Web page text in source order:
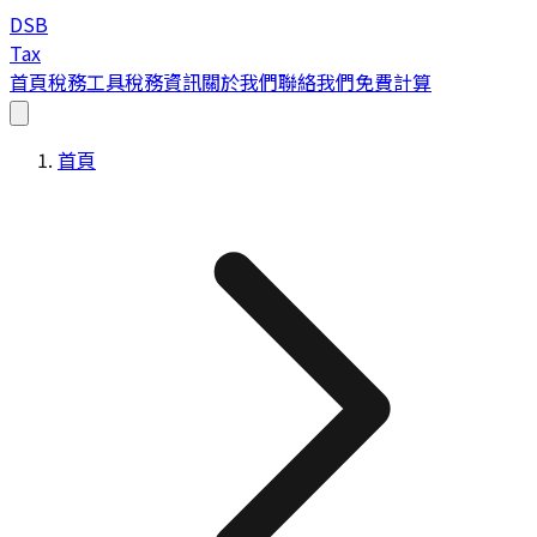
DSB
Tax
首頁稅務工具稅務資訊關於我們聯絡我們免費計算
首頁